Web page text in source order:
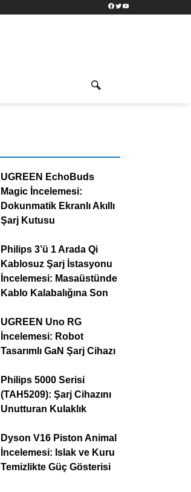
Facebook
TwitterYouTube
UGREEN EchoBuds
Magic İncelemesi:
Dokunmatik Ekranlı Akıllı
Şarj Kutusu
Philips 3’ü 1 Arada Qi
Kablosuz Şarj İstasyonu
İncelemesi: Masaüstünde
Kablo Kalabalığına Son
UGREEN Uno RG
İncelemesi: Robot
Tasarımlı GaN Şarj Cihazı
Philips 5000 Serisi
(TAH5209): Şarj Cihazını
Unutturan Kulaklık
Dyson V16 Piston Animal
İncelemesi: Islak ve Kuru
Temizlikte Güç Gösterisi